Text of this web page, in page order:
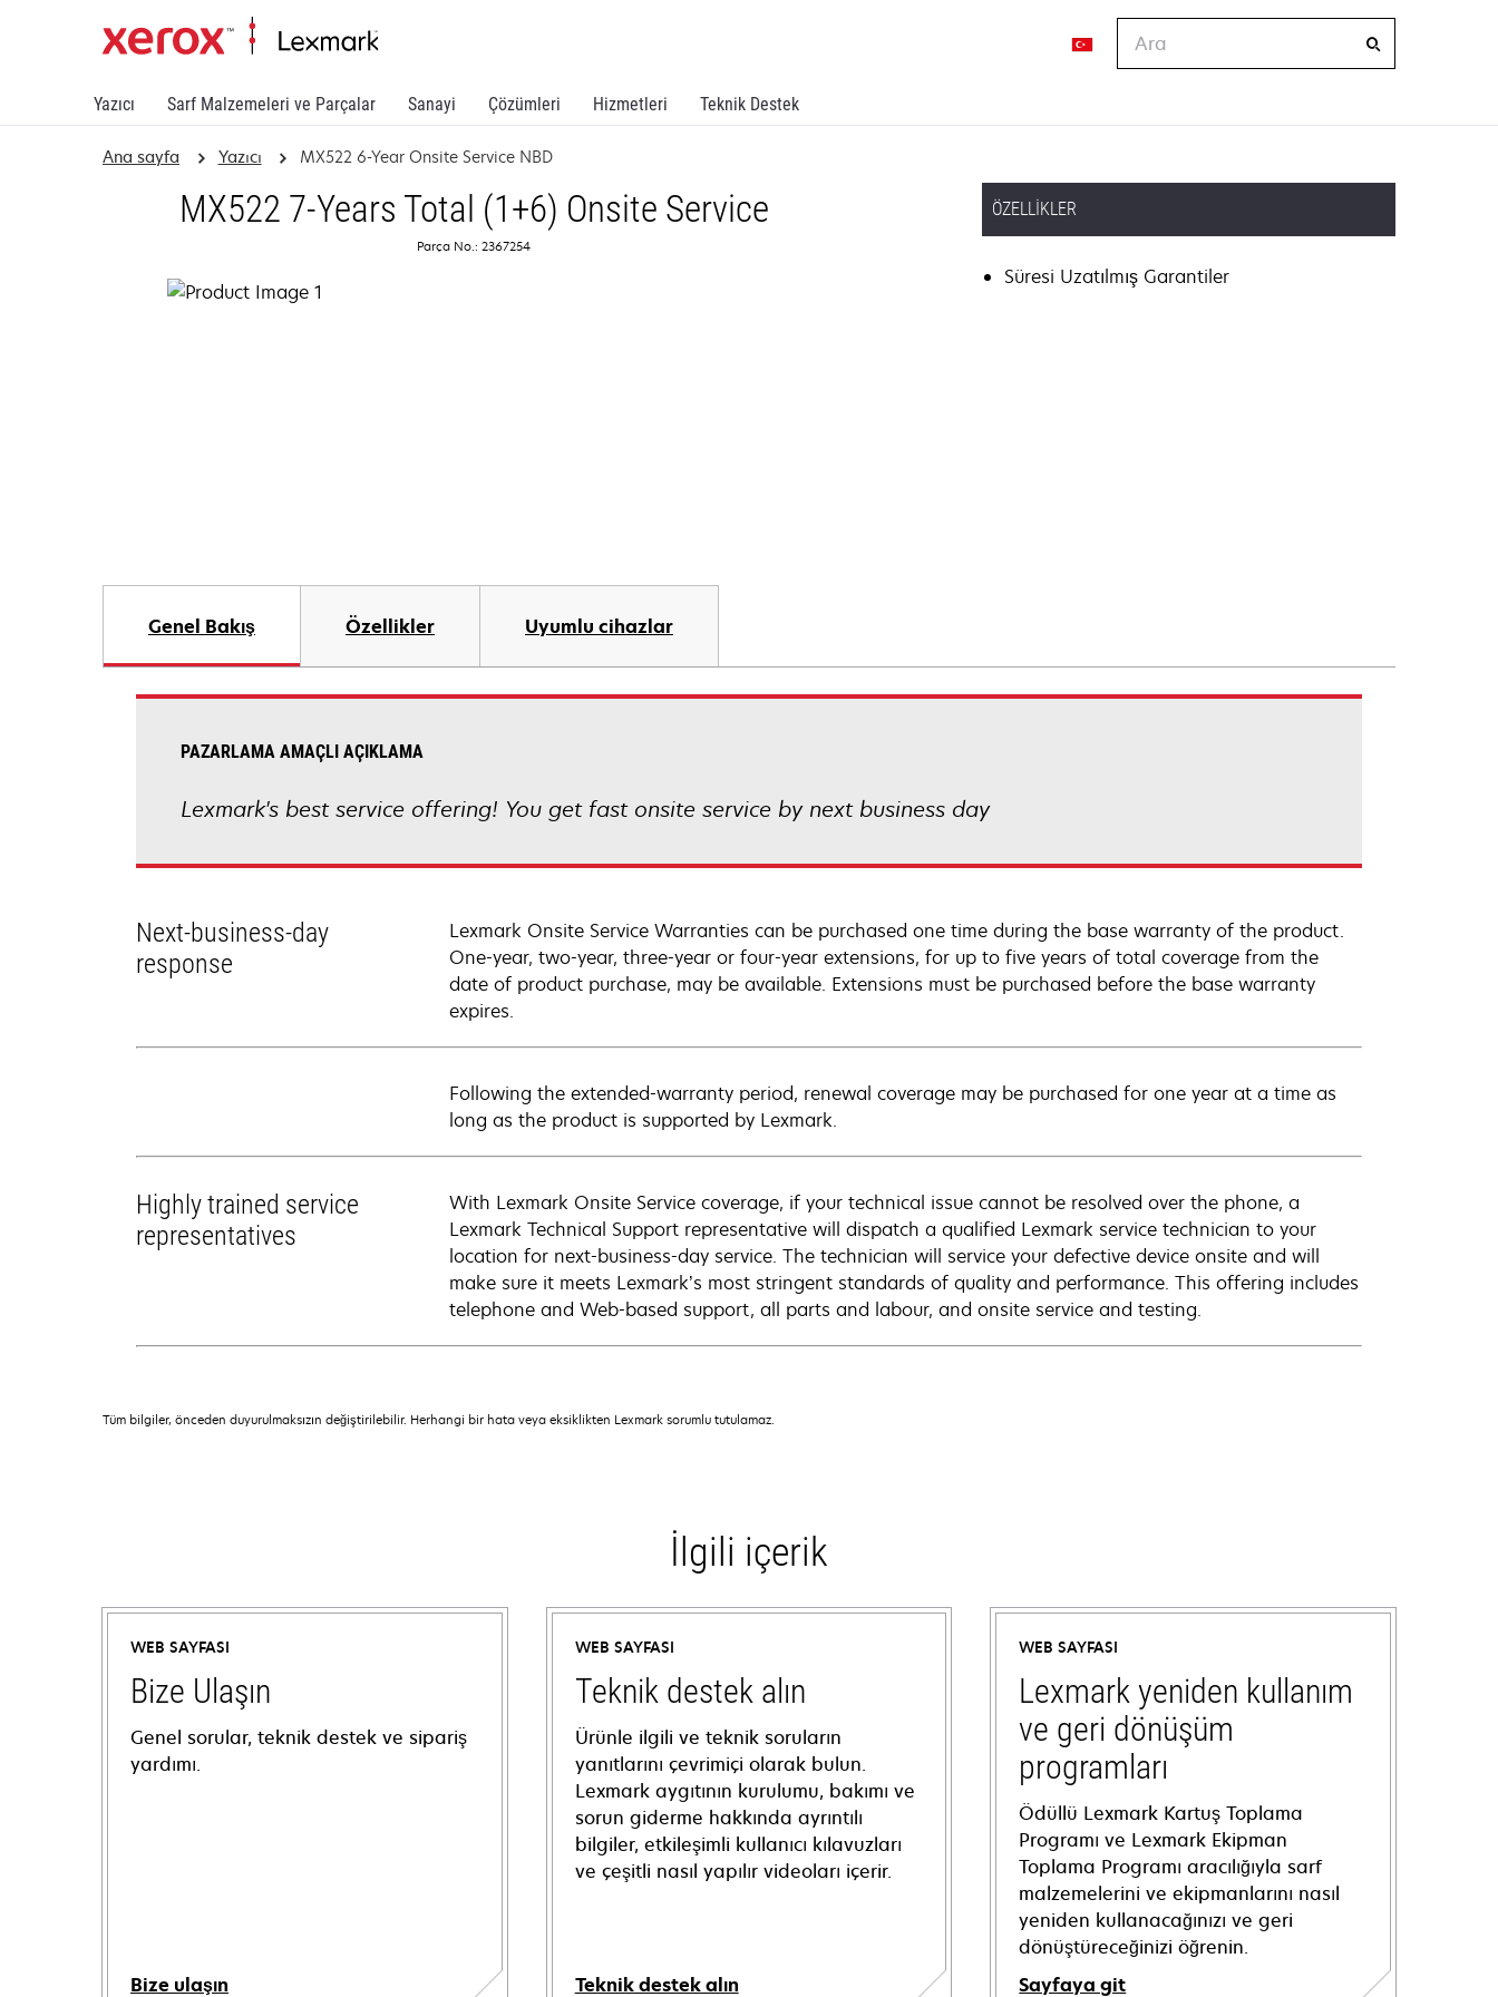
Yazıcı Sarf Malzemeleri ve Parçalar Sanayi Çözümleri Hizmetleri Teknik Destek
Ana sayfa Yazıcı MX522 6-Year Onsite Service NBD
MX522 7-Years Total (1+6) Onsite Service
Parça No.: 2367254
ÖZELLIKLER
Süresi Uzatılmış Garantiler
Genel Bakış Özellikler Uyumlu cihazlar
PAZARLAMA AMAÇLI AÇIKLAMA
Lexmark's best service offering! You get fast onsite service by next business day
Next-business-day
response
Lexmark Onsite Service Warranties can be purchased one time during the base warranty of the product.
One-year, two-year, three-year or four-year extensions, for up to five years of total coverage from the
date of product purchase, may be available. Extensions must be purchased before the base warranty
expires.
Following the extended-warranty period, renewal coverage may be purchased for one year at a time as
long as the product is supported by Lexmark.
Highly trained service
representatives
With Lexmark Onsite Service coverage, if your technical issue cannot be resolved over the phone, a
Lexmark Technical Support representative will dispatch a qualified Lexmark service technician to your
location for next-business-day service. The technician will service your defective device onsite and will
make sure it meets Lexmark’s most stringent standards of quality and performance. This offering includes
telephone and Web-based support, all parts and labour, and onsite service and testing.
Tüm bilgiler, önceden duyurulmaksızın değiştirilebilir. Herhangi bir hata veya eksiklikten Lexmark sorumlu tutulamaz.
İlgili içerik
WEB SAYFASI
Bize Ulaşın
Genel sorular, teknik destek ve sipariş
yardımı.
Bize ulaşın
WEB SAYFASI
Teknik destek alın
Ürünle ilgili ve teknik soruların
yanıtlarını çevrimiçi olarak bulun.
Lexmark aygıtının kurulumu, bakımı ve
sorun giderme hakkında ayrıntılı
bilgiler, etkileşimli kullanıcı kılavuzları
ve çeşitli nasıl yapılır videoları içerir.
Teknik destek alın
WEB SAYFASI
Lexmark yeniden kullanım
ve geri dönüşüm
programları
Ödüllü Lexmark Kartuş Toplama
Programı ve Lexmark Ekipman
Toplama Programı aracılığıyla sarf
malzemelerini ve ekipmanlarını nasıl
yeniden kullanacağınızı ve geri
dönüştüreceğinizi öğrenin.
Sayfaya git